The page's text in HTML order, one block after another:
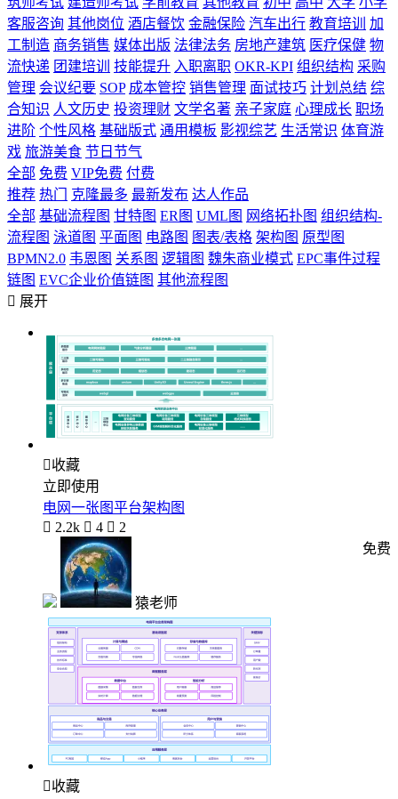
客服咨询 其他岗位 酒店餐饮 金融保险 汽车出行 教育培训
加
工制造 商务销售 媒体出版 法律法务 房地产建筑 医疗保健 物
流快递 团建培训 技能提升 入职离职 OKR-KPI 组织结构 采购
管理 会议纪要 SOP 成本管控 销售管理 面试技巧 计划总结 综
合知识 人文历史 投资理财 文学名著 亲子家庭 心理成长 职场
进阶 个性风格 基础版式 通用模板 影视综艺 生活常识 体育游
戏 旅游美食 节日节气
全部 免费 VIP免费 付费
推荐 热门 克隆最多 最新发布 达人作品
全部 基础流程图 甘特图 ER图 UML图 网络拓扑图 组织结构-
流程图 泳道图 平面图 电路图 图表/表格 架构图 原型图
BPMN2.0 韦恩图 关系图 逻辑图 魏朱商业模式 EPC事件过程
链图 EVC企业价值链图 其他流程图
 展开
收藏
立即使用
电网一张图平台架构图
 2.2k  4  2
猿老师
免费
收藏